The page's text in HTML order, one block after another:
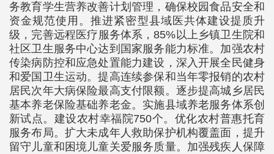
务教育学生营养改善计划管理，确保校园食品安全和
资金规范使用。推进紧密型县域医共体建设提质升
级，完善远程医疗服务体系，85%以上乡镇卫生院和
社区卫生服务中心达到国家服务能力标准。加强农村
传染病防控和应急处置能力建设，深入开展全民健身
和爱国卫生运动。提高连续参保和当年零报销的农村
居民次年大病保险最高支付限额。逐步提高城乡居民
基本养老保险基础养老金。实施县域养老服务体系创
新试点。建设农村幸福院750个。优化农村普惠托育
服务布局。扩大未成年人救助保护机构覆盖面，提升
留守儿童和困境儿童关爱服务质量。加强残疾人保障